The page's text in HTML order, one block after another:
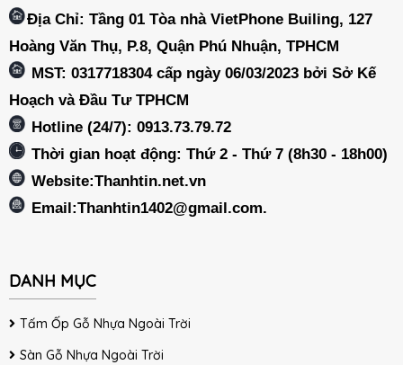
Địa Chỉ: Tầng 01 Tòa nhà VietPhone Builing, 127
Hoàng Văn Thụ, P.8, Quận Phú Nhuận, TPHCM
MST: 0317718304 cấp ngày 06/03/2023 bởi Sở Kế
Hoạch và Đầu Tư TPHCM
Hotline (24/7): 0913.73.79.72
Thời gian hoạt động: Thứ 2 - Thứ 7 (8h30 - 18h00)
Website:Thanhtin.net.vn
Email:Thanhtin1402@gmail.com.
DANH MỤC
Tấm Ốp Gỗ Nhựa Ngoài Trời
Sàn Gỗ Nhựa Ngoài Trời